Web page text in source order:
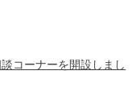
コーナーを開設しまし